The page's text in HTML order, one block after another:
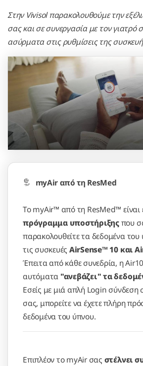
Στην Vivisol παρακολουθούμε την
σας και σε συνεργασία με τον γιατρό
ασύρματα στις ρυθμίσεις της
myAir από τη ResMed
To myAir™ από τη ResMed™ είναι
πρόγραμμα υποστήριξηςπου
παρακολουθείτε τα δεδομένα
τις συσκευές AirSense™ 10 και
Έπειτα από κάθε συνεδρία, η
αυτόματα "ανεβάζει" τα
Εσείς με μιά απλή Login σύνδεση
σας, μπορείτε να έχετε πλήρη
δεδομένα του ύπνου.
Επιπλέον το myAir σας στέλνει